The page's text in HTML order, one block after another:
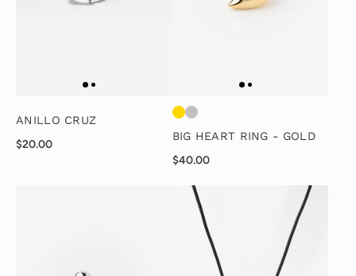
ANILLO CRUZ
$20.00
BIG HEART RING - GOLD
$40.00